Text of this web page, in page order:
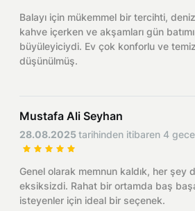
Balayı için mükemmel bir tercihti,
kahve içerken ve akşamları gün
büyüleyiciydi. Ev çok konforlu ve
düşünülmüş.
Mustafa Ali Seyhan
28.08.2025tarihinden itibaren 4 gece
Genel olarak memnun kaldık, her şey
eksiksizdi. Rahat bir ortamda baş
isteyenler için ideal bir seçenek.